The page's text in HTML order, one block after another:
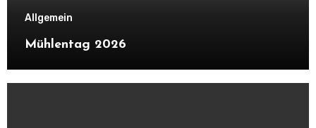
Allgemein
Mühlentag 2026